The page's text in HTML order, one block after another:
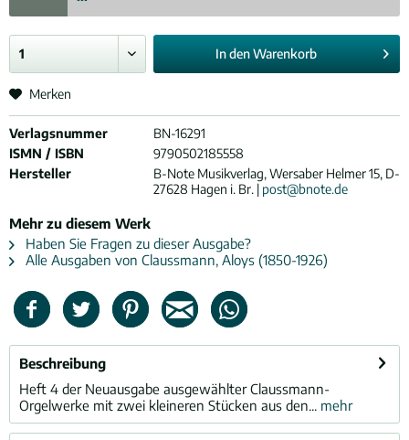
In denWarenkorb
Merken
Verlagsnummer
BN-16291
ISMN / ISBN
9790502185558
Hersteller
B-Note Musikverlag, Wersaber Helmer 15, D-
27628 Hagen i. Br. | post@bnote.de
Mehr zu diesem Werk
Haben Sie Fragen zu dieser Ausgabe?
Alle Ausgaben von Claussmann, Aloys (1850-1926)
Beschreibung
Heft 4 der Neuausgabe ausgewählter Claussmann-
Orgelwerke mit zwei kleineren Stücken aus den... mehr